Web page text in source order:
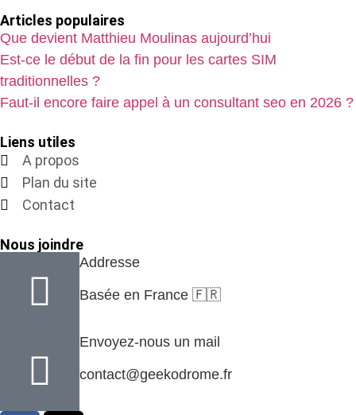
Articles populaires
Que devient Matthieu Moulinas aujourd’hui
Est-ce le début de la fin pour les cartes SIM
traditionnelles ?
Faut-il encore faire appel à un consultant seo en 2026 ?
Liens utiles
A propos
Plan du site
Contact
Nous joindre
Addresse
Basée en France 🇫🇷
Envoyez-nous un mail
contact@geekodrome.fr